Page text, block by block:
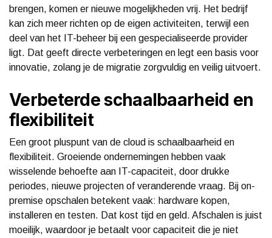
brengen, komen er nieuwe mogelijkheden vrij. Het bedrijf
kan zich meer richten op de eigen activiteiten, terwijl een
deel van het IT-beheer bij een gespecialiseerde provider
ligt. Dat geeft directe verbeteringen en legt een basis voor
innovatie, zolang je de migratie zorgvuldig en veilig uitvoert.
Verbeterde schaalbaarheid en
flexibiliteit
Een groot pluspunt van de cloud is schaalbaarheid en
flexibiliteit. Groeiende ondernemingen hebben vaak
wisselende behoefte aan IT-capaciteit, door drukke
periodes, nieuwe projecten of veranderende vraag. Bij on-
premise opschalen betekent vaak: hardware kopen,
installeren en testen. Dat kost tijd en geld. Afschalen is juist
moeilijk, waardoor je betaalt voor capaciteit die je niet